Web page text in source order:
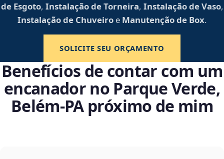
de Esgoto, Instalação de Torneira, Instalação de Vaso,
Instalação de Chuveiroe Manutenção de Box.
SOLICITE SEU ORÇAMENTO
Benefícios de contar com um
encanador no Parque Verde,
Belém‑PA próximo de mim